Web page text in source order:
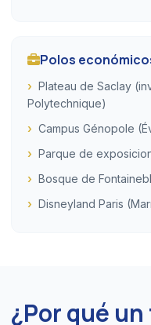
Polos
Plateau de Saclay
Polytechnique)
Campus Génopole
Parque de
Bosque de
Disneyland Paris
¿Por qué